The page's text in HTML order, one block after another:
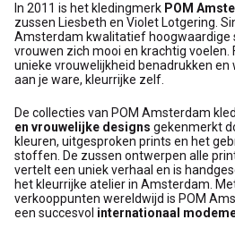
In 2011 is het kledingmerk POM
zussen Liesbeth en Violet Lotgering.
Amsterdam kwalitatief hoogwaardige
vrouwen zich mooi en krachtig voelen.
unieke vrouwelijkheid benadrukken
aan je ware, kleurrijke zelf.
De collecties van POM Amsterdam
en vrouwelijke designs gekenmerkt
kleuren, uitgesproken prints en het
stoffen. De zussen ontwerpen alle
vertelt een uniek verhaal en is
het kleurrijke atelier in Amsterdam.
verkooppunten wereldwijd is POM
een succesvol internationaal